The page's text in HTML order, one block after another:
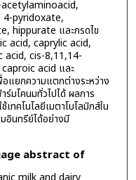
pyridoxate,
hippurate และกรดไข
acid, caprylic acid,
acid, cis-8,11,14-
acid และ
แยกความแตกต่างระหว่าง
มโคนมทั่วไปได้ ผลการ
ทคโนโลยีเมตาโบโลมิกส์ใน
อินทรีย์ได้อย่างมี
abstract of